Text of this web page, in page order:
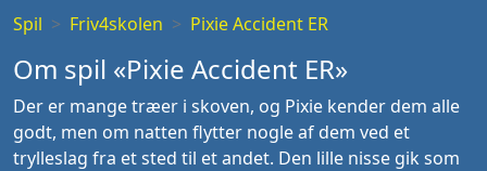
Spil Friv4skolen Pixie Accident ER
Om spil «Pixie Accident ER»
Der er mange træer i skoven, og Pixie kender dem alle
godt, men om natten flytter nogle af dem ved et
trylleslag fra et sted til et andet. Den lille nisse gik som